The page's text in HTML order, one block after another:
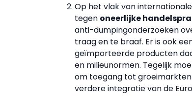
Op het vlak van
tegen oneerlijke
anti-dumpingonderzoeken
traag en te braaf. Er is ook
geïmporteerde producten
en milieunormen. Tegelijk
om toegang tot
verdere integratie van de